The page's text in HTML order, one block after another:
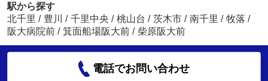
駅から探す
北千里 / 豊川 / 千里中央 / 桃山台 / 茨木市 / 南千里 / 牧落 /
阪大病院前 / 箕面船場阪大前 / 柴原阪大前
電話でお問い合わせ